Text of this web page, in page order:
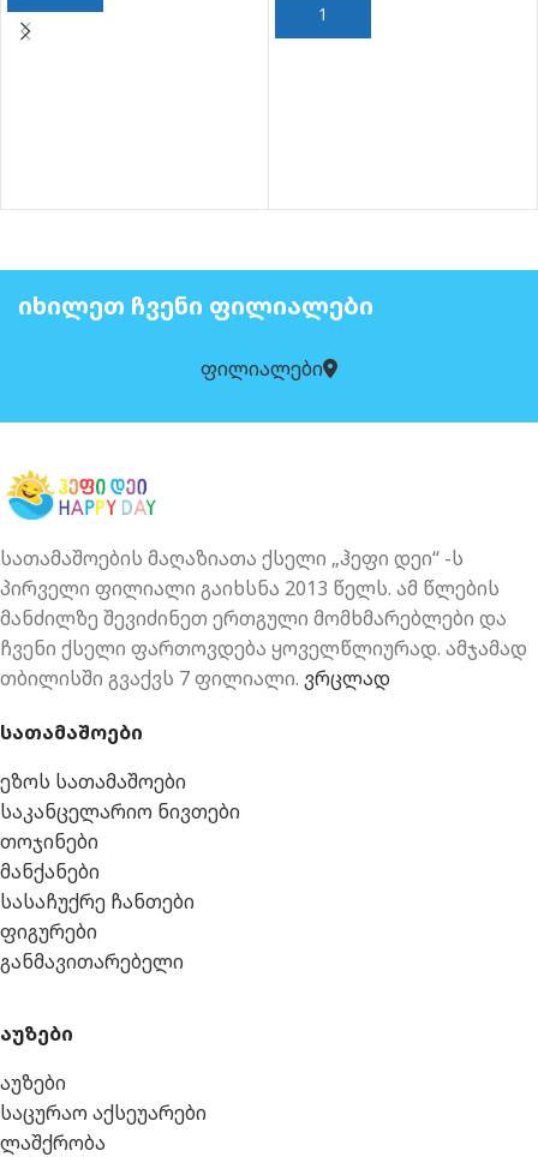
ᲙᲐᲚᲐᲗᲐᲨᲘ ᲓᲐᲛᲐᲢᲔᲑᲐ
ᲘᲮᲘᲚᲔᲗ ᲩᲕᲔᲜᲘ ᲤᲘᲚᲘᲐᲚᲔᲑᲘ
ფილიალები
სათამაშოების მაღაზიათა ქსელი „ჰეფი დეი“ -ს
პირველი ფილიალი გაიხსნა 2013 წელს. ამ წლების
მანძილზე შევიძინეთ ერთგული მომხმარებლები და
ჩვენი ქსელი ფართოვდება ყოველწლიურად. ამჯამად
თბილისში გვაქვს 7 ფილიალი. ვრცლად
სათამაშოები
ეზოს სათამაშოები
საკანცელარიო ნივთები
თოჯინები
მანქანები
სასაჩუქრე ჩანთები
ფიგურები
განმავითარებელი
აუზები
აუზები
საცურაო აქსეუარები
ლაშქრობა